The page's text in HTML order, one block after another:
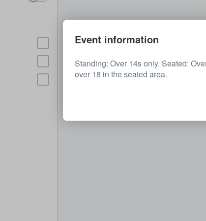
Event information
Standing: Over 14s only. Seated:
over 18 in the seated area.